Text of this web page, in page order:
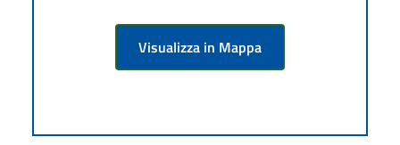
Visualizza in Mappa